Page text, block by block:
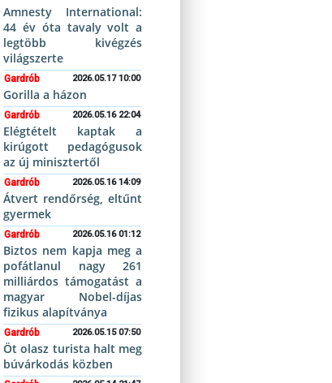
Amnesty International:
44 év óta tavaly volt a
legtöbb kivégzés
világszerte
Gardrób 2026.05.17 10:00
Gorilla a házon
Gardrób 2026.05.16 22:04
Elégtételt kaptak a
kirúgott pedagógusok
az új minisztertől
Gardrób 2026.05.16 14:09
Átvert rendőrség, eltűnt
gyermek
Gardrób 2026.05.16 01:12
Biztos nem kapja meg a
pofátlanul nagy 261
milliárdos támogatást a
magyar Nobel-díjas
fizikus alapítványa
Gardrób 2026.05.15 07:50
Öt olasz turista halt meg
búvárkodás közben